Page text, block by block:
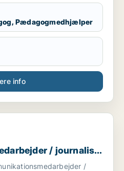
Pædagogmedhjælper
info
/
/ journalist
/ lærer / pædagog
/